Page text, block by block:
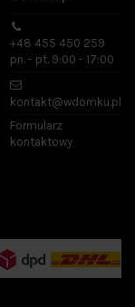
+48 455 450 259
pn. - pt. 9:00 - 17:00
kontakt@wdomku.pl
Formularz
kontaktowy